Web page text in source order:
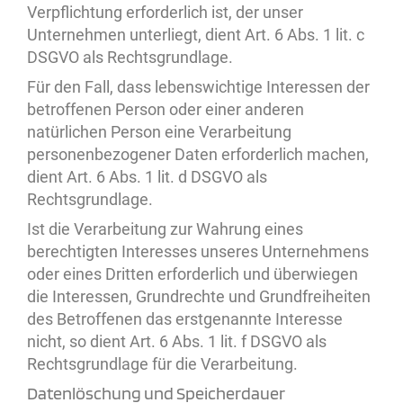
Verpflichtung erforderlich ist, der unser
Unternehmen unterliegt, dient Art. 6 Abs. 1 lit. c
DSGVO als Rechtsgrundlage.
Für den Fall, dass lebenswichtige Interessen der
betroffenen Person oder einer anderen
natürlichen Person eine Verarbeitung
personenbezogener Daten erforderlich machen,
dient Art. 6 Abs. 1 lit. d DSGVO als
Rechtsgrundlage.
Ist die Verarbeitung zur Wahrung eines
berechtigten Interesses unseres Unternehmens
oder eines Dritten erforderlich und überwiegen
die Interessen, Grundrechte und Grundfreiheiten
des Betroffenen das erstgenannte Interesse
nicht, so dient Art. 6 Abs. 1 lit. f DSGVO als
Rechtsgrundlage für die Verarbeitung.
Datenlöschung und Speicherdauer